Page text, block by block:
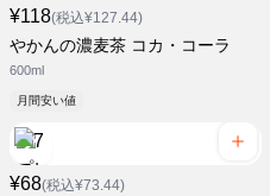
¥118(税込¥127.44)
やかんの濃麦茶 コカ・コーラ
600ml
月間安い値
¥68(税込¥73.44)